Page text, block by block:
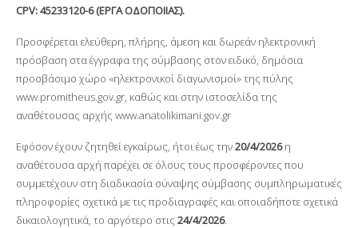
CPV: 45233120-6 (ΕΡΓΑ ΟΔΟΠΟΙΙΑΣ).
Προσφέρεται ελεύθερη, πλήρης, άμεση και δωρεάν ηλεκτρονική
πρόσβαση στα έγγραφα της σύμβασης στον ειδικό, δημόσια
προσβάσιμο χώρο «ηλεκτρονικοί διαγωνισμοί» της πύλης
www.promitheus.gov.gr, καθώς και στην ιστοσελίδα της
αναθέτουσας αρχής www.anatolikimani.gov.gr
Εφόσον έχουν ζητηθεί εγκαίρως, ήτοι έως την20/4/2026η
αναθέτουσα αρχή παρέχει σε όλους τους προσφέροντες που
συμμετέχουν στη διαδικασία σύναψης σύμβασης συμπληρωματικές
πληροφορίες σχετικά με τις προδιαγραφές και οποιαδήποτε σχετικά
δικαιολογητικά, το αργότερο στις 24/4/2026.